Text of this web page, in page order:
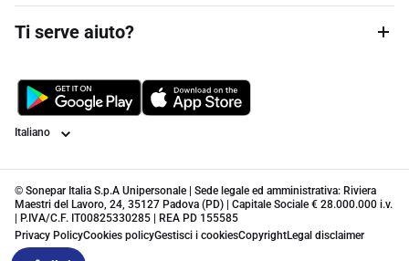
Ti serve aiuto?
Lingua
© Sonepar Italia S.p.A Unipersonale | Sede legale ed amministrativa: Riviera
Maestri del Lavoro, 24, 35127 Padova (PD) | Capitale Sociale € 28.000.000 i.v.
| P.IVA/C.F. IT00825330285 | REA PD 155585
Privacy PolicyCookies policyGestisci i cookiesCopyrightLegal disclaimer